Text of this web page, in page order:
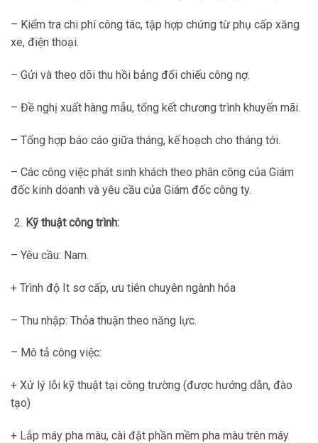
– Kiểm tra chi phí công tác, tập hợp chứng từ phụ cấp xăng
xe, điện thoại.
– Gửi và theo dõi thu hồi bảng đối chiếu công nợ.
– Đề nghị xuất hàng mẫu, tổng kết chương trình khuyến mãi.
– Tổng hợp báo cáo giữa tháng, kế hoạch cho tháng tới.
– Các công việc phát sinh khách theo phân công của Giám
đốc kinh doanh và yêu cầu của Giám đốc công ty.
Kỹ thuật công trình:
– Yêu cầu: Nam.
+ Trình độ It sơ cấp, ưu tiên chuyên ngành hóa
– Thu nhập: Thỏa thuận theo năng lực.
– Mô tả công việc:
+ Xử lý lỗi kỹ thuật tại công trường (được hướng dẫn, đào
tạo)
+ Lắp máy pha màu, cài đặt phần mềm pha màu trên máy